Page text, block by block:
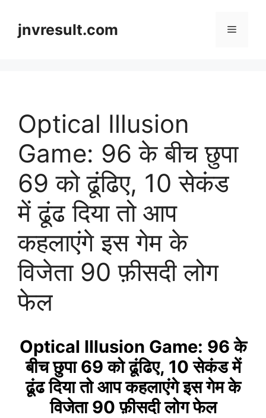
contentjnvresult.com Menu
Optical Illusion
Game: 96 के बीच छुपा
69 को ढूंढिए, 10 सेकंड
में ढूंढ दिया तो आप
कहलाएंगे इस गेम के
विजेता 90 फ़ीसदी लोग
फेल
Optical Illusion Game: 96 के
बीच छुपा 69 को ढूंढिए, 10 सेकंड में
ढूंढ दिया तो आपकहलाएंगे इस गेम के
विजेता 90 फ़ीसदी लोग फेल